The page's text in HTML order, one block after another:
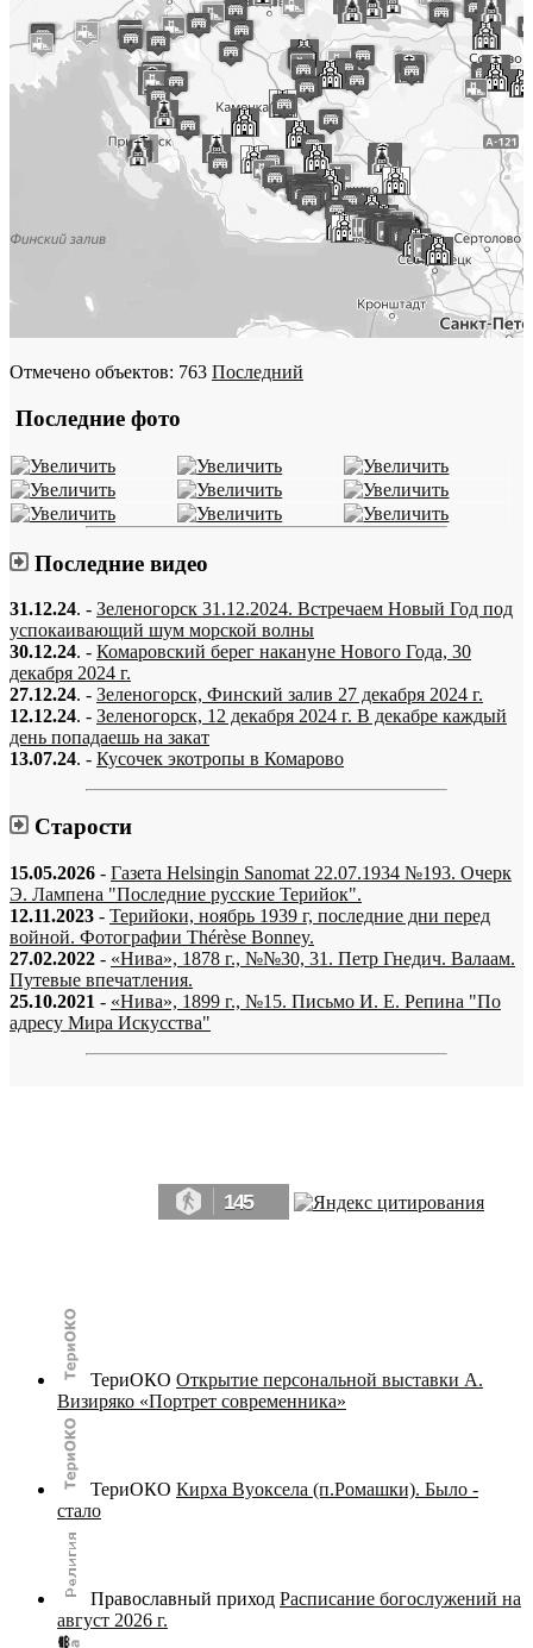
Отмечено объектов: 763 Последний
Последние фото
Последние видео
31.12.24. - Зеленогорск 31.12.2024. Встречаем Новый Год под
успокаивающий шум морской волны
30.12.24. - Комаровский берег накануне Нового Года, 30
декабря 2024 г.
27.12.24. - Зеленогорск, Финский залив 27 декабря 2024 г.
12.12.24. - Зеленогорск, 12 декабря 2024 г. В декабре каждый
день попадаешь на закат
13.07.24. - Кусочек экотропы в Комарово
Старости
15.05.2026 - Газета Helsingin Sanomat 22.07.1934 №193. Очерк
Э. Лампена "Последние русские Терийок".
12.11.2023 - Терийоки, ноябрь 1939 г, последние дни перед
войной. Фотографии Thérèse Bonney.
27.02.2022 - «Нива», 1878 г., №№30, 31. Петр Гнедич. Валаам.
Путевые впечатления.
25.10.2021 - «Нива», 1899 г., №15. Письмо И. Е. Репина "По
адресу Мира Искусства"
145
ТериОКО Открытие персональной выставки А.
Визиряко «Портрет современника»
ТериОКО Кирха Вуоксела (п.Ромашки). Было -
стало
Православный приход Расписание богослужений на
август 2026 г.